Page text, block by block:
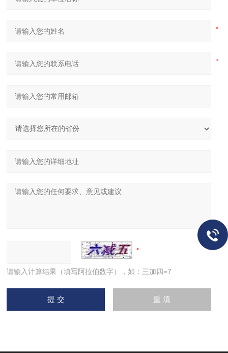
请输入计算结果（填写阿拉伯数字），如：三加四=7